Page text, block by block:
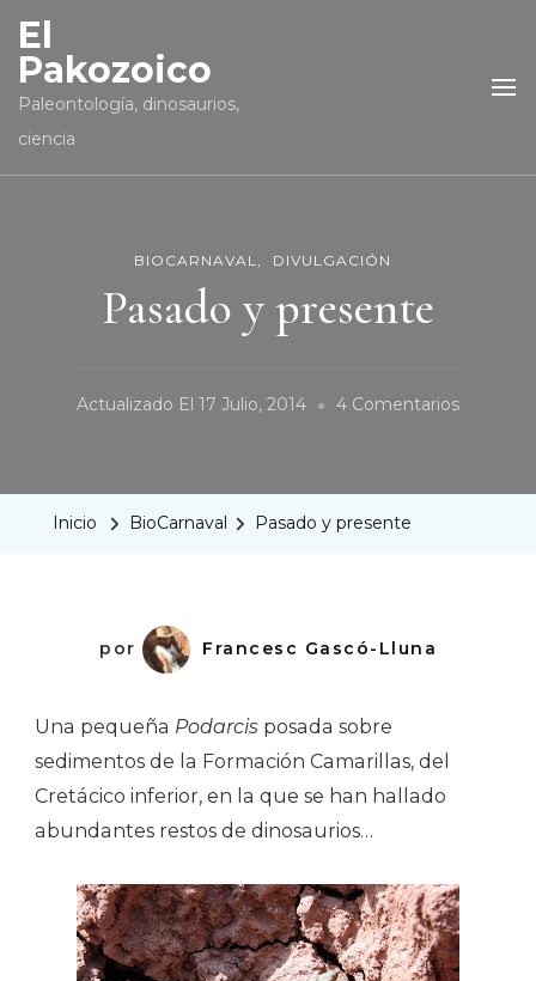
El
Pakozoico
Paleontología, dinosaurios,
ciencia
BIOCARNAVAL DIVULGACIÓN
Pasado y presente
Actualizado El 17 Julio, 2014 4 ComentariosEn
Inicio BioCarnaval Pasado y presente
por Francesc Gascó-Lluna
Una pequeña Podarcis posada sobre
sedimentos de la Formación Camarillas, del
Cretácico inferior, en la que se han hallado
abundantes restos de dinosaurios…